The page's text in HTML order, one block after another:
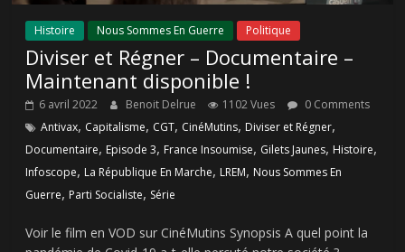
Histoire Nous Sommes En Guerre Politique
Diviser et Régner – Documentaire –
Maintenant disponible !
6 avril 2022 Benoit Delrue 1102 Vues
0 Comments
Antivax, Capitalisme, CGT, CinéMutins, Diviser et Régner,
Documentaire, Episode 3, France Insoumise, Gilets Jaunes, Histoire,
Infoscope, La République En Marche, LREM, Nous Sommes En
Guerre, Parti Socialiste, Série
Voir le film en VOD sur CinéMutins Synopsis A quel point la